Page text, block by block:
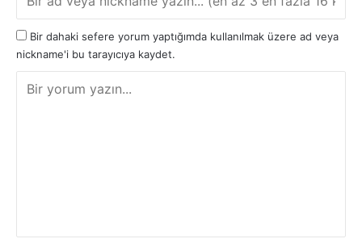
Bir dahaki sefere yorum yaptığımda kullanılmak üzere ad veya
nickname'i bu tarayıcıya kaydet.